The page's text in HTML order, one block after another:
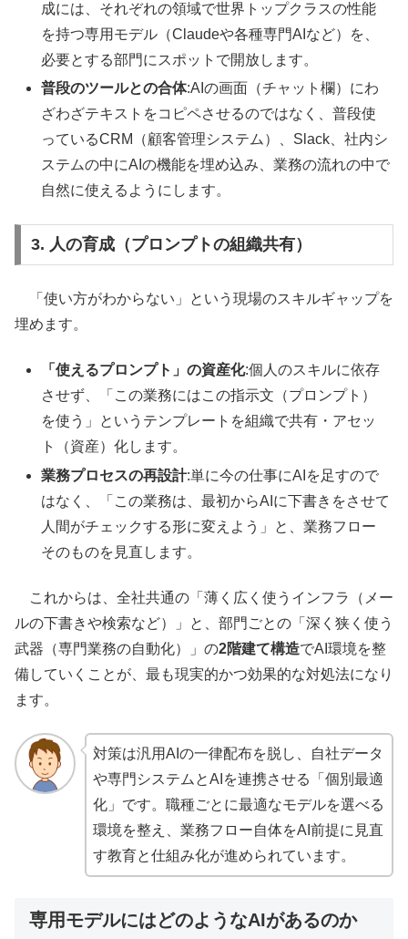
成には、それぞれの領域で世界トップクラスの性能
を持つ専用モデル（Claudeや各種専門AIなど）を、
必要とする部門にスポットで開放します。
普段のツールとの合体:AIの画面（チャット欄）にわ
ざわざテキストをコピペさせるのではなく、普段使
っているCRM（顧客管理システム）、Slack、社内シ
ステムの中にAIの機能を埋め込み、業務の流れの中で
自然に使えるようにします。
3. 人の育成（プロンプトの組織共有）
「使い方がわからない」という現場のスキルギャップを
埋めます。
「使えるプロンプト」の資産化:個人のスキルに依存
させず、「この業務にはこの指示文（プロンプト）
を使う」というテンプレートを組織で共有・アセッ
ト（資産）化します。
業務プロセスの再設計:単に今の仕事にAIを足すので
はなく、「この業務は、最初からAIに下書きをさせて
人間がチェックする形に変えよう」と、業務フロー
そのものを見直します。
これからは、全社共通の「薄く広く使うインフラ（メー
ルの下書きや検索など）」と、部門ごとの「深く狭く使う
武器（専門業務の自動化）」の2階建て構造でAI環境を整
備していくことが、最も現実的かつ効果的な対処法になり
ます。
対策は汎用AIの一律配布を脱し、自社データ
や専門システムとAIを連携させる「個別最適
化」です。職種ごとに最適なモデルを選べる
環境を整え、業務フロー自体をAI前提に見直
す教育と仕組み化が進められています。
専用モデルにはどのようなAIがあるのか